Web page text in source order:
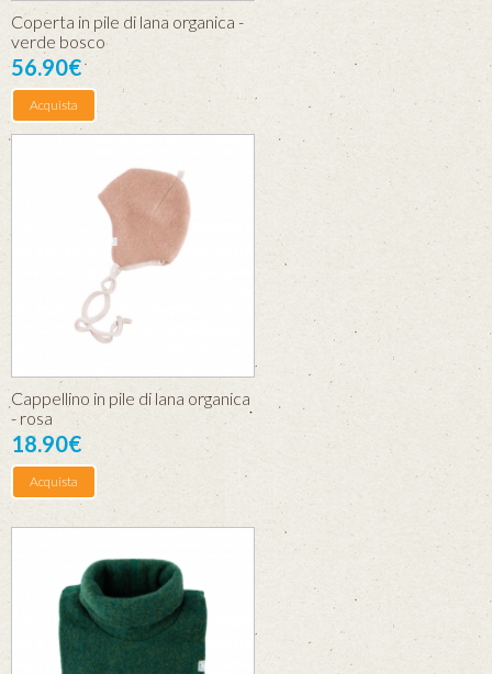
Coperta in pile di lana organica -
verde bosco
56.90€
Acquista
Cappellino in pile di lana organica
- rosa
18.90€
Acquista